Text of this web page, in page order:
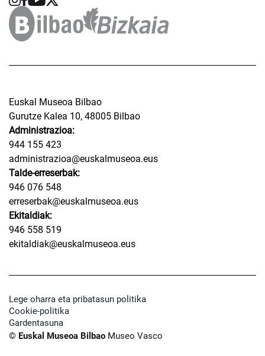
Euskal Museoa Bilbao
Gurutze Kalea 10, 48005 Bilbao
Administrazioa:
944 155 423
administrazioa@euskalmuseoa.eus
Talde-erreserbak:
946 076 548
erreserbak@euskalmuseoa.eus
Ekitaldiak:
946 558 519
ekitaldiak@euskalmuseoa.eus
© Euskal Museoa Bilbao Museo Vasco
Lege oharra eta pribatasun politika
Cookie-politika
Gardentasuna